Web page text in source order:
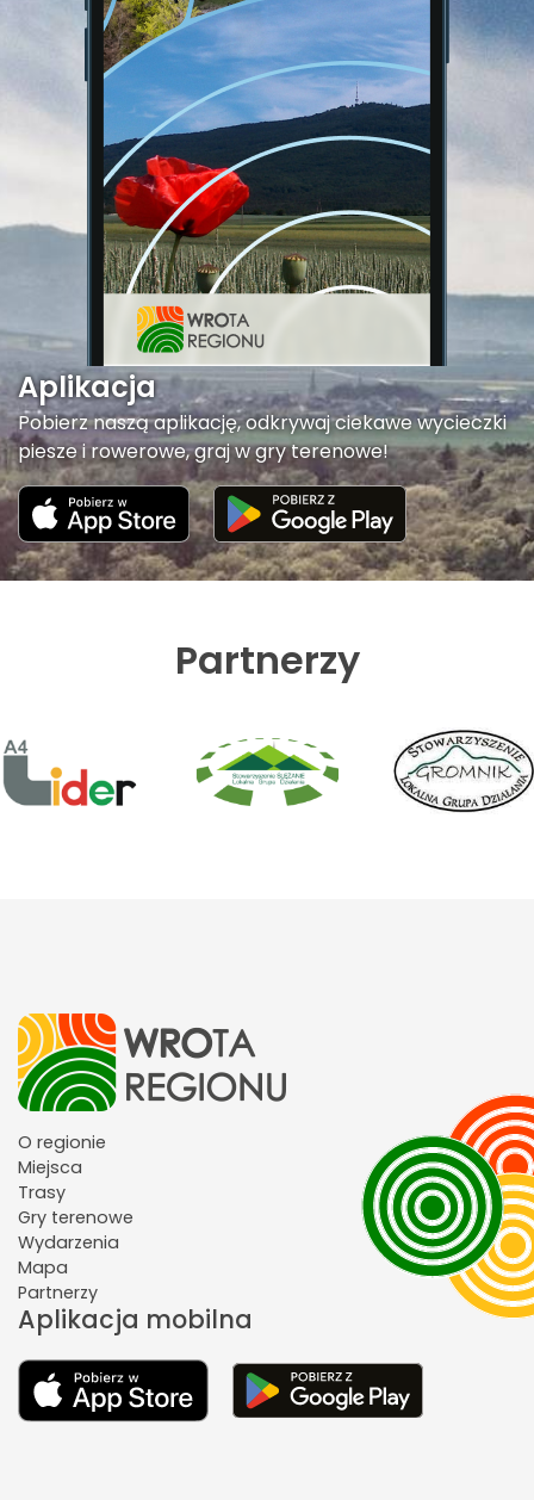
Aplikacja
Pobierz naszą aplikację, odkrywaj ciekawe wycieczki
piesze i rowerowe, graj w gry terenowe!
Partnerzy
O regionie
Miejsca
Trasy
Gry terenowe
Wydarzenia
Mapa
Partnerzy
Aplikacja mobilna